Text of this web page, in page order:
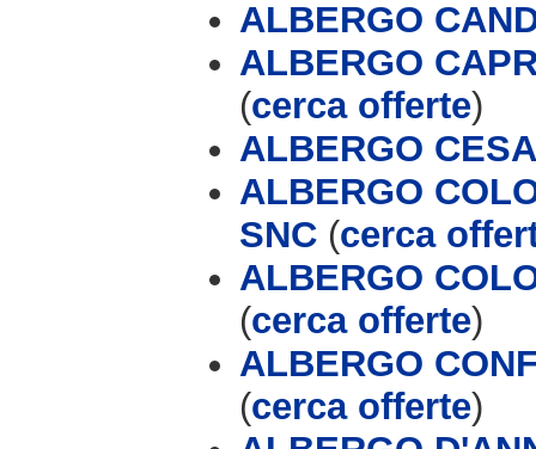
ALBERGO
ALBERGO
(cerca offerte)
ALBERGO
ALBERGO
SNC (cerca
ALBERGO
(cerca offerte)
ALBERGO
(cerca offerte)